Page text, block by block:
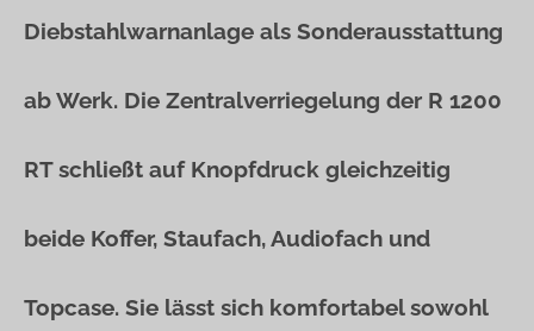
Diebstahlwarnanlage als Sonderausstattung
ab Werk. Die Zentralverriegelung der R 1200
RT schließt auf Knopfdruck gleichzeitig
beide Koffer, Staufach, Audiofach und
Topcase. Sie lässt sich komfortabel sowohl